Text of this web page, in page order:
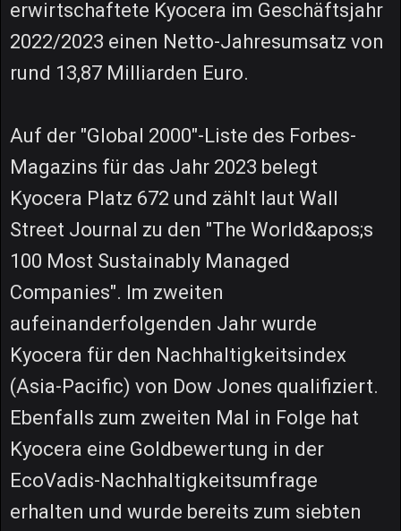
erwirtschaftete Kyocera im Geschäftsjahr
2022/2023 einen Netto-Jahresumsatz von
rund 13,87 Milliarden Euro.
Auf der "Global 2000"-Liste des Forbes-
Magazins für das Jahr 2023 belegt
Kyocera Platz 672 und zählt laut Wall
Street Journal zu den "The World&apos;s
100 Most Sustainably Managed
Companies". Im zweiten
aufeinanderfolgenden Jahr wurde
Kyocera für den Nachhaltigkeitsindex
(Asia-Pacific) von Dow Jones qualifiziert.
Ebenfalls zum zweiten Mal in Folge hat
Kyocera eine Goldbewertung in der
EcoVadis-Nachhaltigkeitsumfrage
erhalten und wurde bereits zum siebten